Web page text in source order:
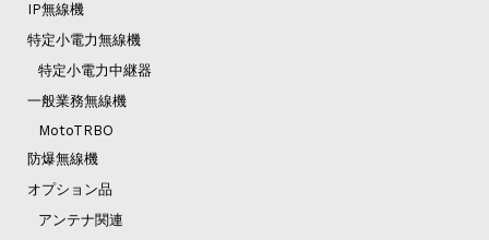
IP無線機
特定小電力無線機
特定小電力中継器
一般業務無線機
MotoTRBO
防爆無線機
オプション品
アンテナ関連